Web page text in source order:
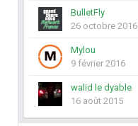
BulletFly
26 octobre 2016
Mylou
9 février 2016
walid le dyable
16 août 2015